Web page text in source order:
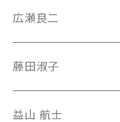
広瀬良二
藤田淑子
益山 航士